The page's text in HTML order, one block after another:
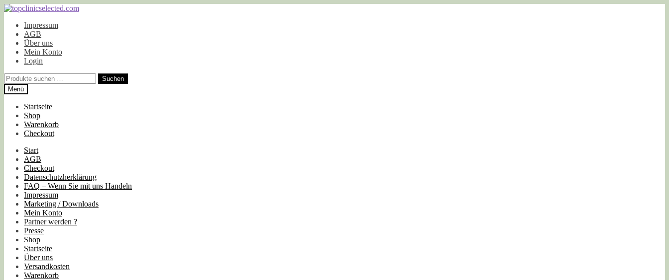
Zur
springen
Zum
springenImpressum
AGB
Über uns
Mein Konto
Login
Suchen
nach:
Suchen
Menü
Startseite
Shop
Warenkorb
Checkout
Start
AGB
Checkout
Datenschutzherklärung
FAQ – Wenn Sie mit uns Handeln
Impressum
Marketing / Downloads
Mein Konto
Partner werden ?
Presse
Shop
Startseite
Über uns
Versandkosten
Warenkorb